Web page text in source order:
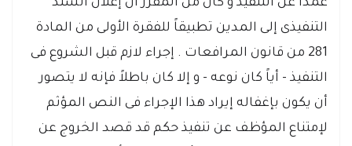
عمداً عن التنفيذ و كان من المقرر أن إعلان السند
التنفيذى إلى المدين تطبيقاً للفقرة الأولى من المادة
281 من قانون المرافعات . إجراء لازم قبل الشروع فى
التنفيذ - أياً كان نوعه - و إلا كان باطلاً فإنه لا يتصور
أن يكون بإغفاله إيراد هذا الإجراء فى النص المؤثم
لإمتناع المؤظف عن تنفيذ حكم قد قصد الخروج عن